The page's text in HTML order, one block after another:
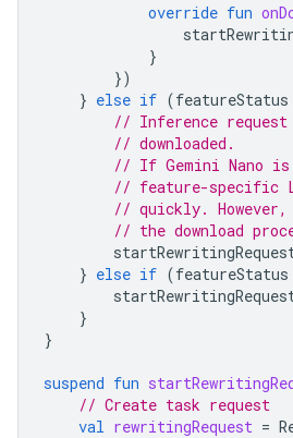
override fun
}
})
} else if (featureStatus
// Inference
// downloaded.
// If Gemini Nano is
// feature-specific
// quickly. However,
// the download
} else if (featureStatus
}
}
suspend fun
// Create task request
val rewritingRequest =